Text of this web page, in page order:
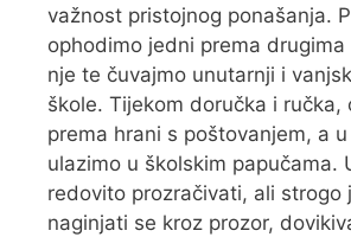
važnost pristojnog ponašanja.
ophodimo jedni prema drugima
nje te čuvajmo unutarnji i
škole. Tijekom doručka i ručka,
prema hrani s poštovanjem, a
ulazimo u školskim papučama.
redovito prozračivati, ali strogo
naginjati se kroz prozor,